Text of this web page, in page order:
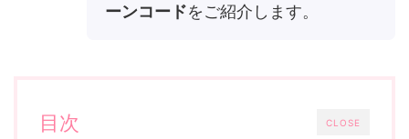
ーンコードをご紹介します。
CLOSE
目次